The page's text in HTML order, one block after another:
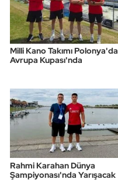
Milli Kano Takımı Polonya'da
Avrupa Kupası'nda
Rahmi Karahan Dünya
Şampiyonası'nda Yarışacak